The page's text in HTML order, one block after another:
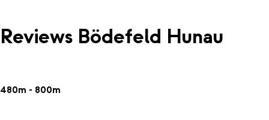
Reviews Bödefeld Hunau
480m - 800m